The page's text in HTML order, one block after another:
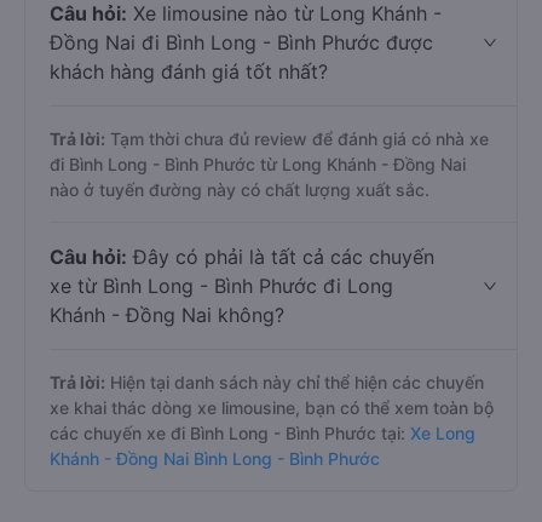
Câu hỏi: Xe limousine nào từ Long Khánh -
Đồng Nai đi Bình Long - Bình Phước được
khách hàng đánh giá tốt nhất?
Trả lời: Tạm thời chưa đủ review để đánh giá có nhà xe
đi Bình Long - Bình Phước từ Long Khánh - Đồng Nai
nào ở tuyến đường này có chất lượng xuất sắc.
Câu hỏi: Đây có phải là tất cả các chuyến
xe từ Bình Long - Bình Phước đi Long
Khánh - Đồng Nai không?
Trả lời: Hiện tại danh sách này chỉ thể hiện các chuyến
xe khai thác dòng xe limousine, bạn có thể xem toàn bộ
các chuyến xe đi Bình Long - Bình Phước tại: Xe Long
Khánh - Đồng Nai Bình Long - Bình Phước